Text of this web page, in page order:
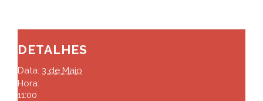
DETALHES
Data: 3 de Maio
Hora:
11:00